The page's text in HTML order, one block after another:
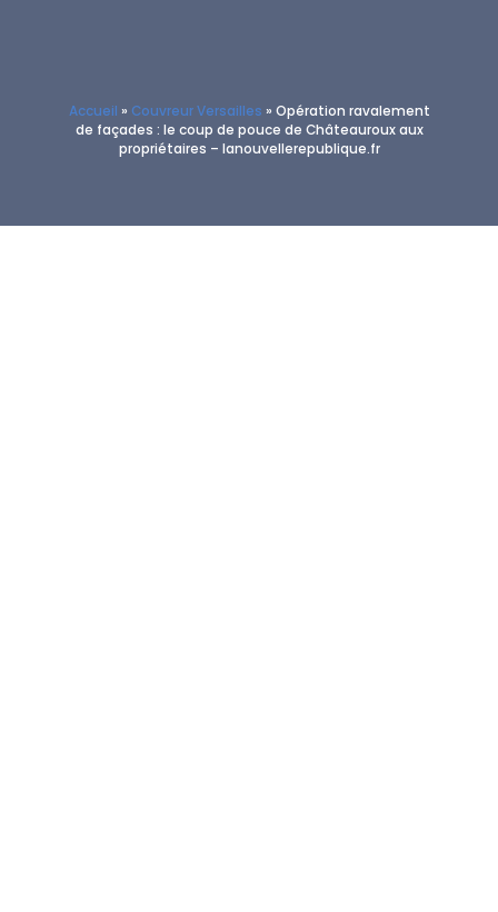
Accueil » Couvreur Versailles » Opération ravalement
de façades : le coup de pouce de Châteauroux aux
propriétaires – lanouvellerepublique.fr